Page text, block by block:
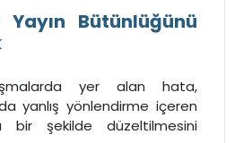
Bütünlüğünü
yer alan hata,
yanlış yönlendirme içeren
bir şekilde düzeltilmesini